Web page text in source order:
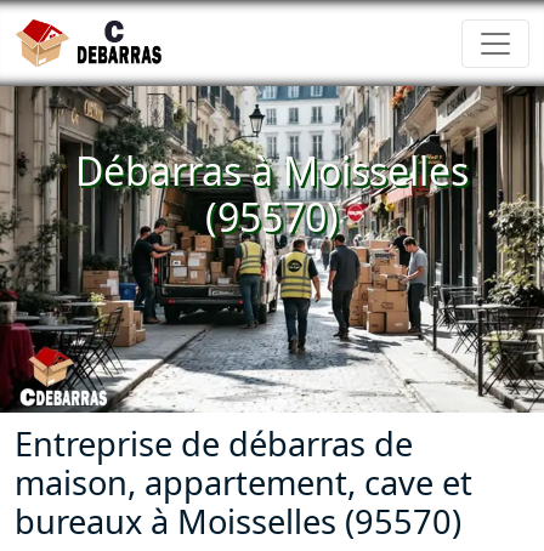
Débarras à Moisselles
(95570)
Entreprise de débarras de
maison, appartement, cave et
bureaux à Moisselles (95570)